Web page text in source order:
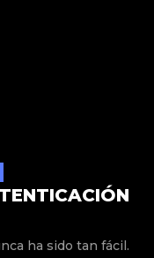
ha sido tan fácil.